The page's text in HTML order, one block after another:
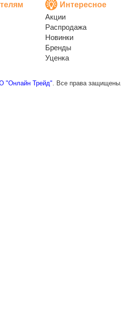
Интересное
Акции
Распродажа
Новинки
Бренды
Уценка
"Онлайн Трейд". Все права